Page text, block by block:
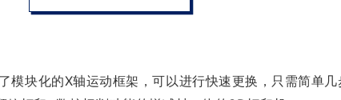
模块化的X轴运动框架，可以进行快速更换，只需简单几